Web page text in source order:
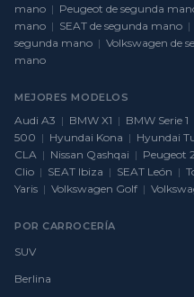
mano | Peugeot de segunda
mano | SEAT de segunda mano |
segunda mano | Volkswagen de
mano
MEJORES MODELOS
Audi A3 | BMW X1 | BMW Serie 1
500 | Hyundai Kona | Hyundai
CLA | Nissan Qashqai | Peugeot
Clio | SEAT Ibiza | SEAT León |
Yaris | Volkswagen Golf |
POR CARROCERÍA
SUV
Berlina